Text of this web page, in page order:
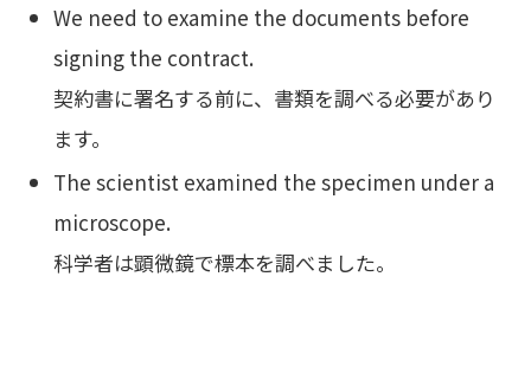
We need to examine the documents before
signing the contract.
契約書に署名する前に、書類を調べる必要があり
ます。
The scientist examined the specimen under a
microscope.
科学者は顕微鏡で標本を調べました。